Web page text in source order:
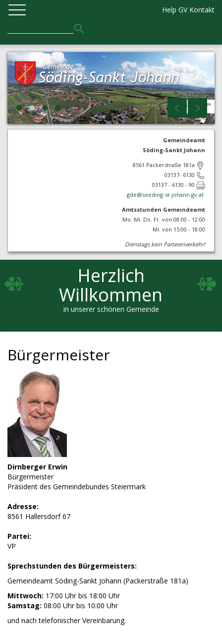
Help GV Kontakt
Gemeindeamt
Söding-Sankt Johann
8561 Packerstraße 181a
03137- 6130
03137 - 6130 - 90
gde@soeding-st-johann.gv.at
Amtsstunden Gemeindeamt
Mo. Mi. Do. Fr. von 08:00 - 12:00
Mi. von 15:00 - 18:00
Dienstags kein Parteienverkehr!
Herzlich
Willkommen
in unserer schönen Gemeinde
Bürgermeister
Dirnberger Erwin
Bürgermeister
Präsident des Gemeindebundes Steiermark
Adresse:
8561 Hallersdorf 67
Partei:
VP
Sprechstunden des Bürgermeisters:
Gemeindeamt Söding-Sankt Johann (Packerstraße 181a)
Mittwoch: 17:00 Uhr bis 18:00 Uhr
Samstag: 08:00 Uhr bis 10:00 Uhr
und nach telefonischer Vereinbarung.